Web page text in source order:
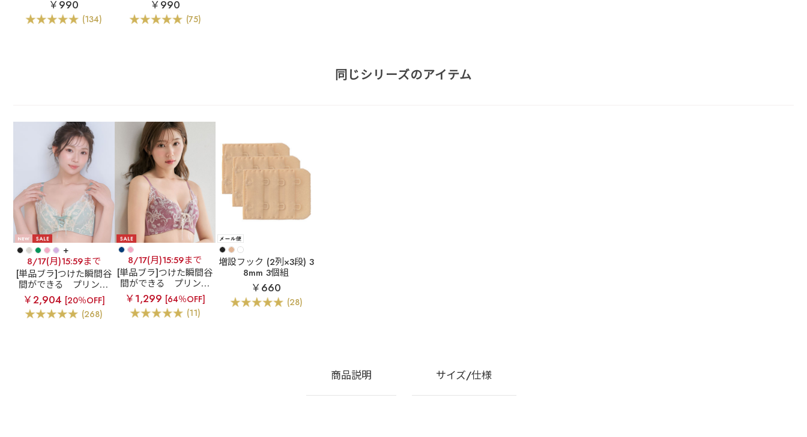
￥990
(134)
￥990
(75)
同じシリーズのアイテム
+
8/17(月)15:59まで
[単品ブラ]つけた瞬間谷
間ができる
プリンセ
スバスト 超盛ブラ(R)
単品ブラジャー
￥2,904 [20％OFF]
(268)
8/17(月)15:59まで
[単品ブラ]つけた瞬間谷
間ができる
プリンセ
スバスト 超盛ブラ(R)
単品ブラジャー
￥1,299 [64％OFF]
(11)
増設フック (2列×3段) 3
8mm 3個組
￥660
(28)
商品説明 サイズ/仕様